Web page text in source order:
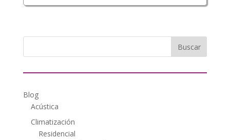
Blog
Acústica
Climatización
Residencial